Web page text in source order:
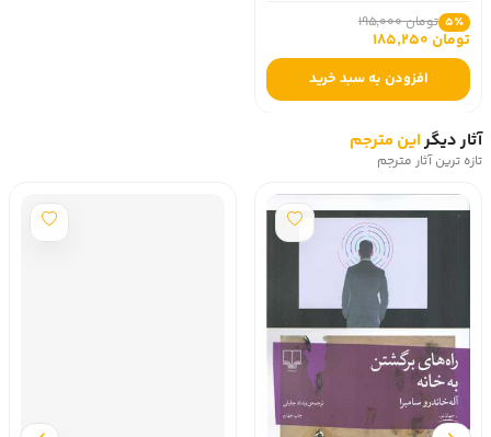
5٪ تومان 195,000
تومان 185,250
افزودن به سبد خرید
آثار دیگراین مترجم
تازه ترین آثار مترجم